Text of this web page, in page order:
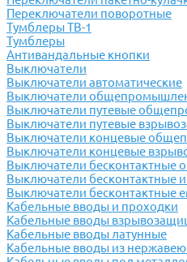
Переключатели поворотные
Тумблеры ТВ-1
Тумблеры
Антивандальные кнопки
Выключатели
Выключатели автоматические
Выключатели
Выключатели путевые
Выключатели путевые
Выключатели концевые
Выключатели концевые
Выключатели бесконтактные
Выключатели бесконтактные
Выключатели бесконтактные
Кабельные вводы и проходки
Кабельные вводы
Кабельные вводы латунные
Кабельные вводы из